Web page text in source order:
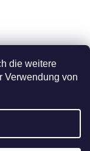
die weitere
Verwendung von
. Alle Rechte